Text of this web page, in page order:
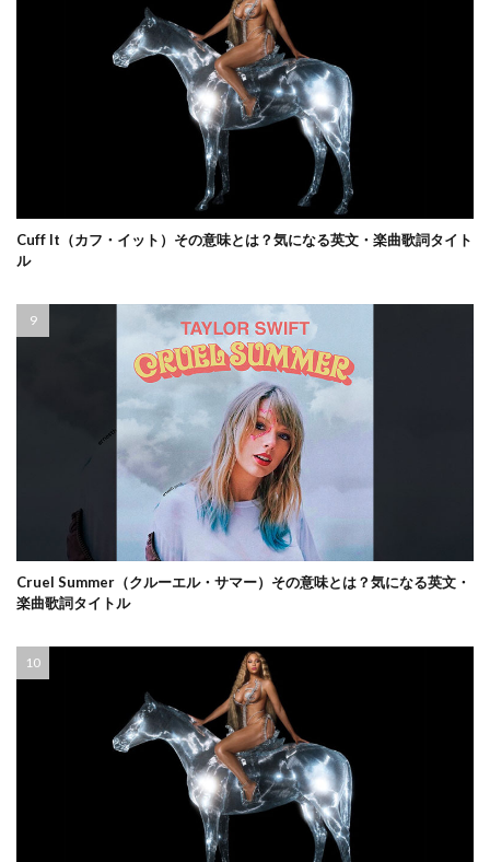
Cuff It（カフ・イット）その意味とは？気になる英文・楽曲歌詞タイト
ル
Cruel Summer（クルーエル・サマー）その意味とは？気になる英文・
楽曲歌詞タイトル